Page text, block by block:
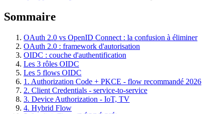
Sommaire
OAuth 2.0 vs OpenID Connect : la confusion à éliminer
OAuth 2.0 : framework d'autorisation
OIDC : couche d'authentification
Les 3 rôles OIDC
Les 5 flows OIDC
1. Authorization Code + PKCE - flow recommandé 2026
2. Client Credentials - service-to-service
3. Device Authorization - IoT, TV
4. Hybrid Flow